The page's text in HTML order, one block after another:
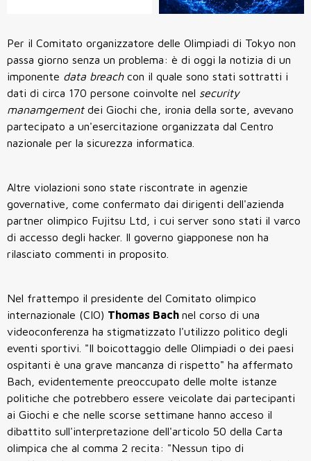
Per il Comitato organizzatore delle Olimpiadi di Tokyo non
passa giorno senza un problema: è di oggi la notizia di un
imponente data breach con il quale sono stati sottratti i
dati di circa 170 persone coinvolte nel security
manamgement dei Giochi che, ironia della sorte, avevano
partecipato a un'esercitazione organizzata dal Centro
nazionale per la sicurezza informatica.
Altre violazioni sono state riscontrate in agenzie
governative, come confermato dai dirigenti dell'azienda
partner olimpico Fujitsu Ltd, i cui server sono stati il varco
di accesso degli hacker. Il governo giapponese non ha
rilasciato commenti in proposito.
Nel frattempo il presidente del Comitato olimpico
internazionale (CIO) Thomas Bach nel corso di una
videoconferenza ha stigmatizzato l'utilizzo politico degli
eventi sportivi. "Il boicottaggio delle Olimpiadi o dei paesi
ospitanti è una grave mancanza di rispetto" ha affermato
Bach, evidentemente preoccupato delle molte istanze
politiche che potrebbero essere veicolate dai partecipanti
ai Giochi e che nelle scorse settimane hanno acceso il
dibattito sull'interpretazione dell'articolo 50 della Carta
olimpica che al comma 2 recita: "Nessun tipo di